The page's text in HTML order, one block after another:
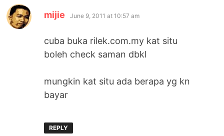
mijie says:
June 9, 2011 at 10:57 am
cuba buka rilek.com.my kat situ
boleh check saman dbkl
mungkin kat situ ada berapa yg kn
bayar
REPLY